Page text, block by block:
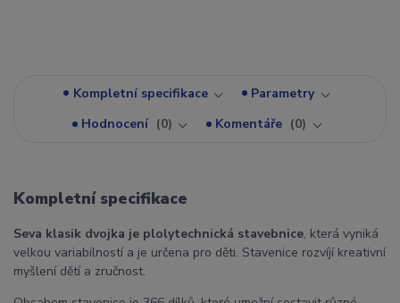
Kompletní specifikace
Parametry
Hodnocení
0 Komentáře 0
Kompletní specifikace
Seva klasik dvojka je plolytechnická stavebnice, která vyniká
velkou variabilností a je určena pro děti. Stavenice rozvíjí kreativní
myšlení dětí a zručnost.